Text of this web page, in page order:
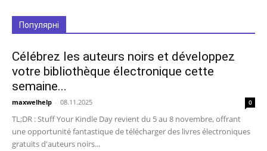
Популярні
Célébrez les auteurs noirs et développez
votre bibliothèque électronique cette
semaine...
maxwelhelp - 08.11.2025 0
TL;DR : Stuff Your Kindle Day revient du 5 au 8 novembre, offrant
une opportunité fantastique de télécharger des livres électroniques
gratuits d'auteurs noirs...